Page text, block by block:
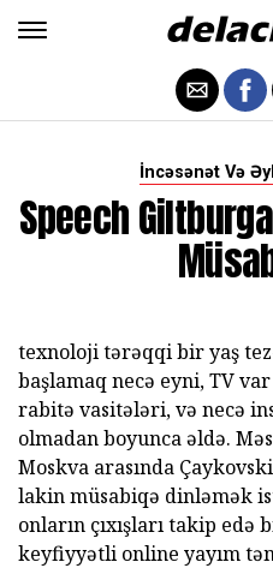
İncəsənət Və
Speech
texnoloji tərəqqi bir yaş
başlamaq necə eyni, TV
rabitə vasitələri, və necə
olmadan boyunca əldə.
Moskva arasında
lakin müsabiqə dinləmək
onların çıxışları takip
keyfiyyətli online yayım